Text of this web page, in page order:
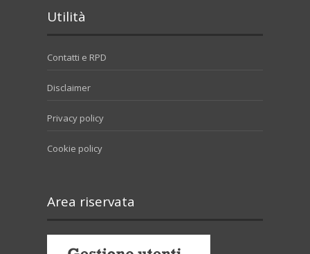
Utilità
Contatti e RPD
Disclaimer
Privacy policy
Cookie policy
Area riservata